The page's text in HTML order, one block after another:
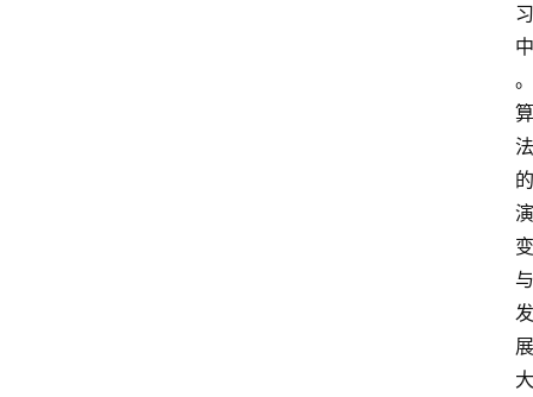
习
中
。
算
法
的
演
变
与
发
展
大